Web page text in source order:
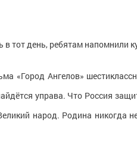
в тот день, ребятам напомнили
«Город Ангелов»
управа. Что Россия
народ. Родина никогда